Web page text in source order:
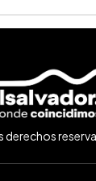
derechos